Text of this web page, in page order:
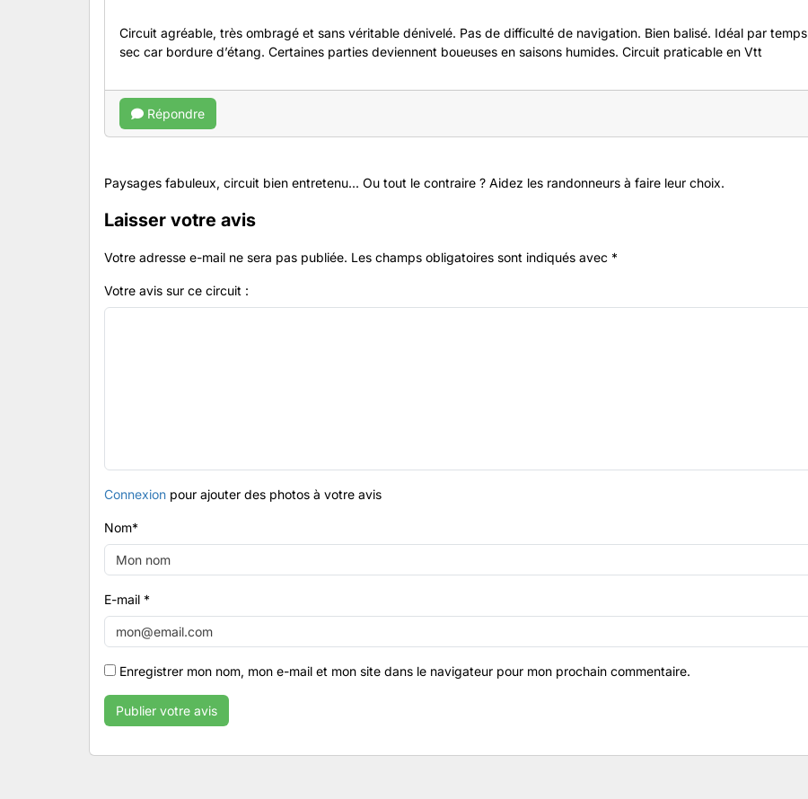
Circuit agréable, très ombragé et sans véritable dénivelé. Pas de difficulté de navigation. Bien balisé. Idéal par temps
sec car bordure d’étang. Certaines parties deviennent boueuses en saisons humides. Circuit praticable en Vtt
Répondre
Paysages fabuleux, circuit bien entretenu... Ou tout le contraire ? Aidez les randonneurs à faire leur choix.
Laisser votre avis
Votre adresse e-mail ne sera pas publiée. Les champs obligatoires sont indiqués avec *
Votre avis sur ce circuit :
Connexion pour ajouter des photos à votre avis
Nom*
E-mail *
Enregistrer mon nom, mon e-mail et mon site dans le navigateur pour mon prochain commentaire.